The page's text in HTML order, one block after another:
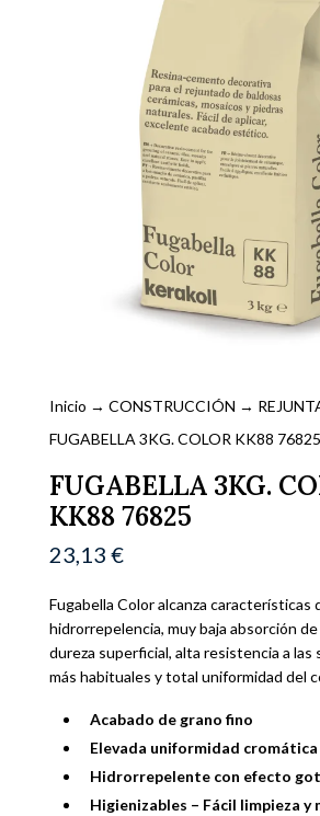
Inicio → CONSTRUCCIÓN →
FUGABELLA 3KG. COLOR KK88 76825
FUGABELLA 3KG.
KK88 76825
23,13 €
Fugabella Color alcanza características
hidrorrepelencia, muy baja absorción de
dureza superficial, alta resistencia a las
más habituales y total uniformidad del
Acabado de grano fino
Elevada uniformidad cromática
Hidrorrepelente con efecto
Higienizables – Fácil limpieza